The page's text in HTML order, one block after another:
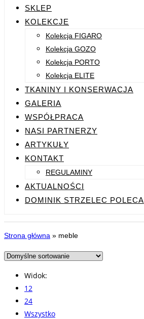
SKLEP
KOLEKCJE
Kolekcja FIGARO
Kolekcja GOZO
Kolekcja PORTO
Kolekcja ELITE
TKANINY I KONSERWACJA
GALERIA
WSPÓŁPRACA
NASI PARTNERZY
ARTYKUŁY
KONTAKT
REGULAMINY
AKTUALNOŚCI
DOMINIK STRZELEC POLECA
Strona główna » meble
Widok:
12
24
Wszystko